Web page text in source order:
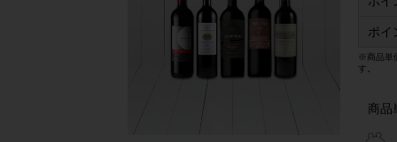
ポイ
※商品単
す。
商品